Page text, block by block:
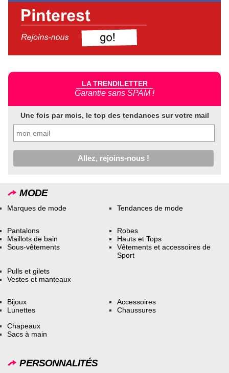
LA TRENDILETTER
Garantie sans SPAM !
Une fois par mois, le top des tendances sur votre mail
MODE
Marques de mode Tendances de mode
Pantalons
Maillots de bain
Sous-vêtements
Robes
Hauts et Tops
Vêtements et accessoires de
Sport
Pulls et gilets
Vestes et manteaux
Bijoux
Lunettes
Accessoires
Chaussures
Chapeaux
Sacs à main
PERSONNALITÉS